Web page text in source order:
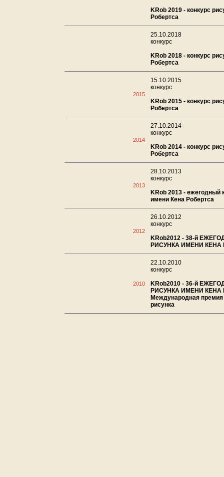
KRob 2019 - конкурс
Робертса
25.10.2018
конкурс
KRob 2018 - конкурс
Робертса
2015
15.10.2015
конкурс
KRob 2015 - конкурс
Робертса
2014
27.10.2014
конкурс
KRob 2014 - конкурс
Робертса
2013
28.10.2013
конкурс
KRob 2013 - ежегодный
имени Кена Робертса
2012
26.10.2012
конкурс
KRob2012 - 38-й
РИСУНКА ИМЕНИ КЕНА
2010
22.10.2010
конкурс
KRob2010 - 36-й
РИСУНКА ИМЕНИ КЕНА
Международная премия
рисунка